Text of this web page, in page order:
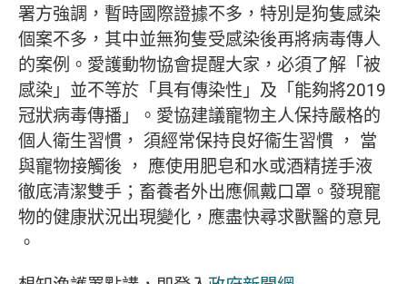
署方強調，暫時國際證據不多，特別是狗隻感染
個案不多，其中並無狗隻受感染後再將病毒傳人
的案例。愛護動物協會提醒大家，必須了解「被
感染」並不等於「具有傳染性」及「能夠將2019
冠狀病毒傳播」。愛協建議寵物主人保持嚴格的
個人衛生習慣， 須經常保持良好衞生習慣 ， 當
與寵物接觸後 ， 應使用肥皂和水或酒精搓手液
徹底清潔雙手；畜養者外出應佩戴口罩。發現寵
物的健康狀況出現變化，應盡快尋求獸醫的意見
。